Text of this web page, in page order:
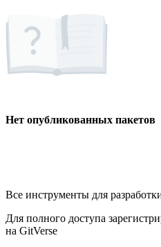
Нет опубликованных пакетов
Все инструменты для
Для полного доступа
на GitVerse